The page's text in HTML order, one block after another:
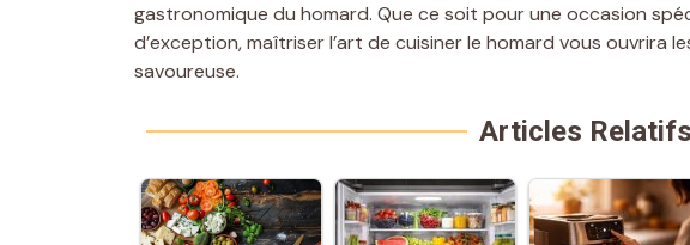
gastronomique du homard. Que ce soit pour une occasion
d’exception, maîtriser l’art de cuisiner le homard vous ouvrira
savoureuse.
Articles